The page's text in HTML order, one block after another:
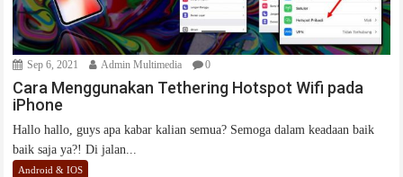
Sep 6, 2021 Admin Multimedia 0
Cara Menggunakan Tethering Hotspot Wifi pada
iPhone
Hallo hallo, guys apa kabar kalian semua? Semoga dalam keadaan baik
baik saja ya?! Di jalan...
Android & IOS